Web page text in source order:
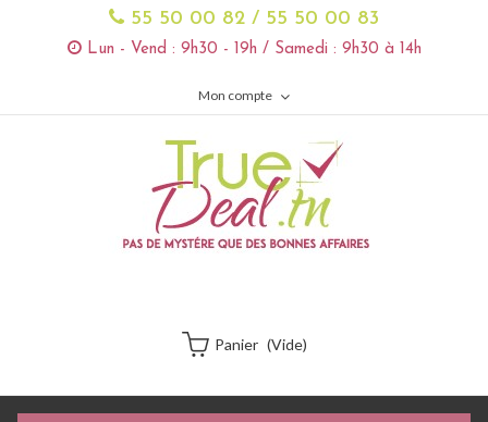
55 50 00 82 / 55 50 00 83
Lun - Vend : 9h30 - 19h / Samedi : 9h30 à 14h
Mon compte
Panier (vide)